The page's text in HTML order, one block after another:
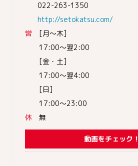
022-263-1350
http://setokatsu.com/
営 [月～木]
17:00～翌2:00
[金・土]
17:00～翌4:00
[日]
17:00～23:00
休 無
動画をチェック！